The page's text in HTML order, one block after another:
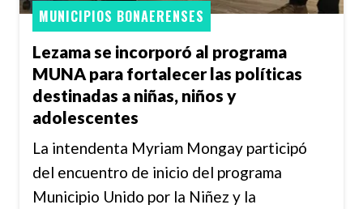
Lezama se incorporó al programa
MUNA para fortalecer las políticas
destinadas a niñas, niños y
adolescentes
MUNICIPIOS BONAERENSES
La intendenta Myriam Mongay participó
del encuentro de inicio del programa
Municipio Unido por la Niñez y la